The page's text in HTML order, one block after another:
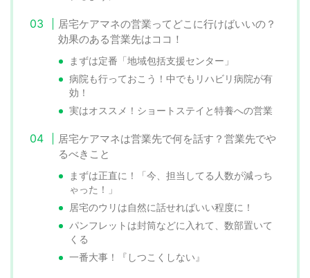
居宅ケアマネの営業ってどこに行けばいいの？
効果のある営業先はココ！
まずは定番「地域包括支援センター」
病院も行っておこう！中でもリハビリ病院が有
効！
実はオススメ！ショートステイと特養への営業
居宅ケアマネは営業先で何を話す？営業先でや
るべきこと
まずは正直に！「今、担当してる人数が減っち
ゃった！」
居宅のウリは自然に話せればいい程度に！
パンフレットは封筒などに入れて、数部置いて
くる
一番大事！『しつこくしない』